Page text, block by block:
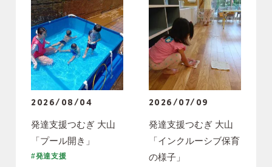
2026/08/04
発達支援つむぎ 大山
「プール開き」
#発達支援
2026/07/09
発達支援つむぎ 大山
「インクルーシブ保育
の様子」